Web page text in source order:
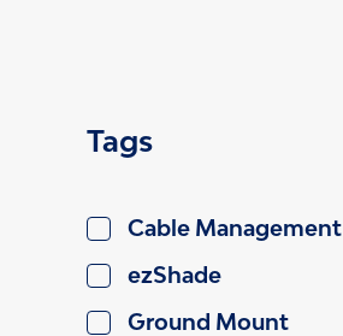
Tags
Cable Management
ezShade
Ground Mount